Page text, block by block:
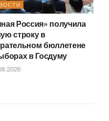
Россия» получила
строку в
бюллетене
в Госдуму